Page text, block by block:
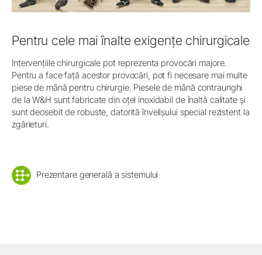
Pentru cele mai înalte exigențe chirurgicale
Intervențiile chirurgicale pot reprezenta provocări majore.
Pentru a face față acestor provocări, pot fi necesare mai multe
piese de mână pentru chirurgie. Piesele de mână contraunghi
de la W&H sunt fabricate din oțel inoxidabil de înaltă calitate și
sunt deosebit de robuste, datorită învelișului special rezistent la
zgârieturi.
Prezentare generală a sistemului